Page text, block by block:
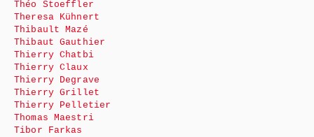
Théo Stoeffler
Theresa Kühnert
Thibault Mazé
Thibaut Gauthier
Thierry Chatbi
Thierry Claux
Thierry Degrave
Thierry Grillet
Thierry Pelletier
Thomas Maestri
Tibor Farkas